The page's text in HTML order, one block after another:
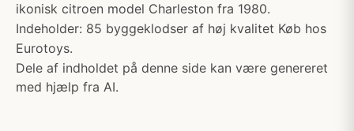
ikonisk citroen model Charleston fra 1980.
Indeholder: 85 byggeklodser af høj kvalitet Køb hos
Eurotoys.
Dele af indholdet på denne side kan være genereret
med hjælp fra AI.